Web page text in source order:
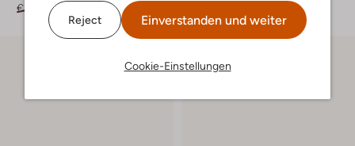
Reject Einverstanden und weiter
Cookie-Einstellungen
€ 129,99